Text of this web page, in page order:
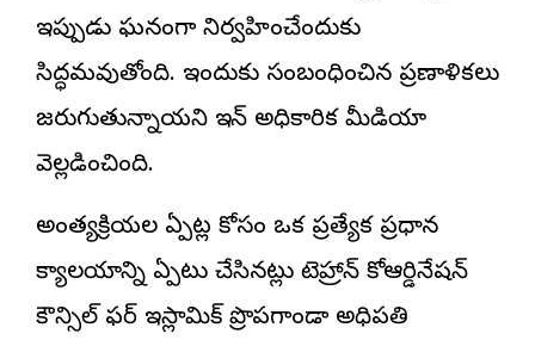
ఇప్పుడు ఘనంగా నిర్వహించేందుకు
సిద్ధమవుతోంది. ఇందుకు సంబంధించిన ప్రణాళికలు
జరుగుతున్నాయని ఇరాన్ అధికారిక మీడియా
వెల్లడించింది.
అంత్యక్రియల ఏర్పాట్ల కోసం ఒక ప్రత్యేక ప్రధాన
కార్యాలయాన్ని ఏర్పాటు చేసినట్లు టెహ్రాన్ కోఆర్డినేషన్
కౌన్సిల్ ఫర్ ఇస్లామిక్ ప్రొపగాండా అధిపతి